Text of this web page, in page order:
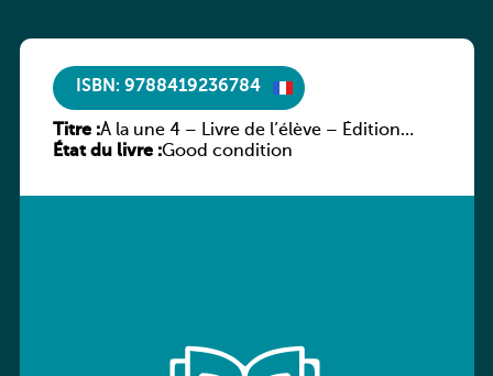
ISBN: 9788419236784
Titre :À la une 4 – Livre de l’élève – Édition
hybride
État du livre :Good condition